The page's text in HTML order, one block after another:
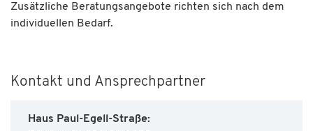
Zusätzliche Beratungsangebote richten sich nach dem
individuellen Bedarf.
Kontakt und Ansprechpartner
Haus Paul-Egell-Straße: